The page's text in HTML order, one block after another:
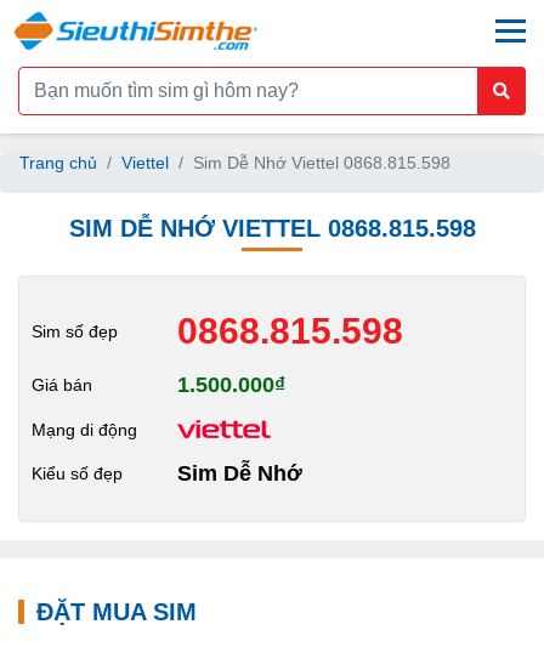
Trang chủ Viettel Sim Dễ Nhớ Viettel 0868.815.598
SIM DỄ NHỚ VIETTEL 0868.815.598
Sim số đẹp 0868.815.598
Giá bán 1.500.000₫
Mạng di động
Kiểu số đẹp Sim Dễ Nhớ
ĐẶT MUA SIM